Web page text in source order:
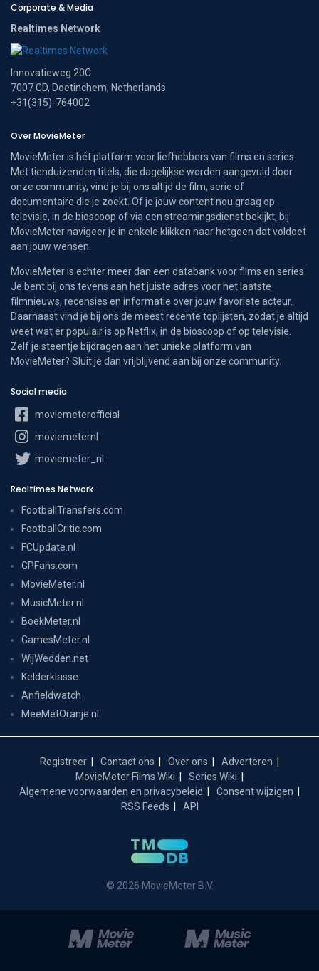
Corporate & Media
Realtimes Network
Innovatieweg 20C
7007 CD, Doetinchem, Netherlands
+31(315)-764002
Over MovieMeter
MovieMeter is hét platform voor liefhebbers van films en series.
Met tienduizenden titels, die dagelijkse worden aangevuld door
onze community, vind je bij ons altijd de film, serie of
documentaire die je zoekt. Of je jouw content nou graag op
televisie, in de bioscoop of via een streamingsdienst bekijkt, bij
MovieMeter navigeer je in enkele klikken naar hetgeen dat voldoet
aan jouw wensen.
MovieMeter is echter meer dan een databank voor films en series.
Je bent bij ons tevens aan het juiste adres voor het laatste
filmnieuws, recensies en informatie over jouw favoriete acteur.
Daarnaast vind je bij ons de meest recente toplijsten, zodat je altijd
weet wat er populair is op Netflix, in de bioscoop of op televisie.
Zelf je steentje bijdragen aan het unieke platform van
MovieMeter? Sluit je dan vrijblijvend aan bij onze community.
Social media
moviemeterofficial
moviemeternl
moviemeter_nl
Realtimes Network
FootballTransfers.com
FootballCritic.com
FCUpdate.nl
GPFans.com
MovieMeter.nl
MusicMeter.nl
BoekMeter.nl
GamesMeter.nl
WijWedden.net
Kelderklasse
Anfieldwatch
MeeMetOranje.nl
Registreer Contact ons Over ons
Adverteren
MovieMeter Films Wiki
Series Wiki
Algemene voorwaarden en privacybeleid
Consent wijzigen
RSS Feeds
API
© 2026 MovieMeter B.V.